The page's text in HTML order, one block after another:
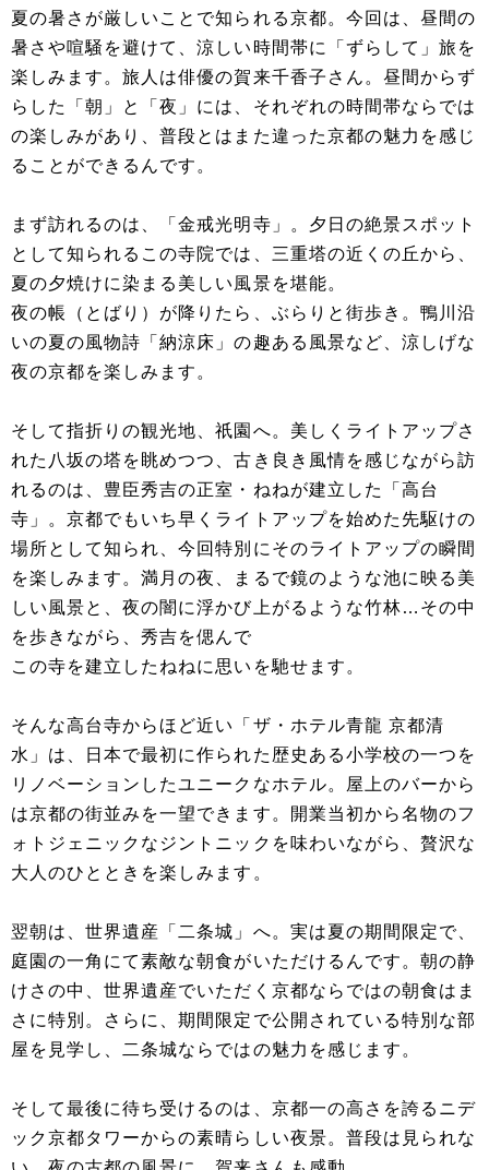
夏の暑さが厳しいことで知られる京都。今回は、昼間の
暑さや喧騒を避けて、涼しい時間帯に「ずらして」旅を
楽しみます。旅人は俳優の賀来千香子さん。昼間からず
らした「朝」と「夜」には、それぞれの時間帯ならでは
の楽しみがあり、普段とはまた違った京都の魅力を感じ
ることができるんです。
まず訪れるのは、「金戒光明寺」。夕日の絶景スポット
として知られるこの寺院では、三重塔の近くの丘から、
夏の夕焼けに染まる美しい風景を堪能。
夜の帳（とばり）が降りたら、ぶらりと街歩き。鴨川沿
いの夏の風物詩「納涼床」の趣ある風景など、涼しげな
夜の京都を楽しみます。
そして指折りの観光地、祇園へ。美しくライトアップさ
れた八坂の塔を眺めつつ、古き良き風情を感じながら訪
れるのは、豊臣秀吉の正室・ねねが建立した「高台
寺」。京都でもいち早くライトアップを始めた先駆けの
場所として知られ、今回特別にそのライトアップの瞬間
を楽しみます。満月の夜、まるで鏡のような池に映る美
しい風景と、夜の闇に浮かび上がるような竹林…その中
を歩きながら、秀吉を偲んで
この寺を建立したねねに思いを馳せます。
そんな高台寺からほど近い「ザ・ホテル青龍 京都清
水」は、日本で最初に作られた歴史ある小学校の一つを
リノベーションしたユニークなホテル。屋上のバーから
は京都の街並みを一望できます。開業当初から名物のフ
ォトジェニックなジントニックを味わいながら、贅沢な
大人のひとときを楽しみます。
翌朝は、世界遺産「二条城」へ。実は夏の期間限定で、
庭園の一角にて素敵な朝食がいただけるんです。朝の静
けさの中、世界遺産でいただく京都ならではの朝食はま
さに特別。さらに、期間限定で公開されている特別な部
屋を見学し、二条城ならではの魅力を感じます。
そして最後に待ち受けるのは、京都一の高さを誇るニデ
ック京都タワーからの素晴らしい夜景。普段は見られな